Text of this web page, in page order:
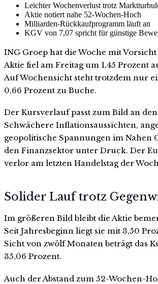
Leichter Wochenverlust trotz
Aktie notiert nahe 52-Wochen-Hoch
Milliarden-Rückkaufprogramm läuft an
KGV von 7,07 spricht für günstige
ING Groep hat die Woche mit Vorsicht
Aktie fiel am Freitag um 1,45 Prozent
Auf Wochensicht steht trotzdem nur
0,66 Prozent zu Buche.
Der Kursverlauf passt zum Bild an
Schwächere Inflationsaussichten,
geopolitische Spannungen im Nahen
den Finanzsektor unter Druck. Der
verlor am letzten Handelstag der
Solider Lauf trotz
Im größeren Bild bleibt die Aktie
Seit Jahresbeginn liegt sie mit 3,50
Sicht von zwölf Monaten beträgt das
35,06 Prozent.
Auch der Abstand zum 52-Wochen-